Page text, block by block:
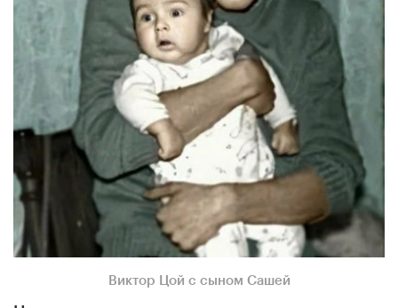
Виктор Цой с сыном Сашей